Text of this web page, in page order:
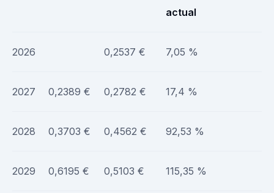
actual
2026 0,2537 € 7,05 %
2027 0,2389 € 0,2782 € 17,4 %
2028 0,3703 € 0,4562 € 92,53 %
2029 0,6195 € 0,5103 € 115,35 %